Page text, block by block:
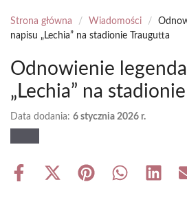
Strona główna / Wiadomości /
napisu „Lechia” na stadionie Traugutta
Odnowienie
„Lechia” na
Data dodania: 6 stycznia 2026 r.
Share
Share Share Share Share